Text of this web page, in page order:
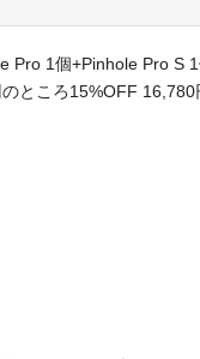
Pro 1個+Pinhole Pro S
ところ15%OFF 16,780